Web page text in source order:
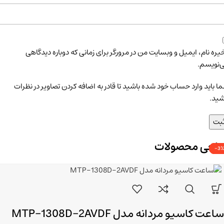
نام، ایمیل و وبسایت من در مرورگر برای زمانی که دوباره دیدگاهی
باید وارد حساب خود شده باشید تا قادر به اضافه کردن تصاویر در نظرات
محصولات -3%
ساعت کاسیو مردانه مدل MTP-1308D-2AVDF
-3%
-3%
-3%
-3%
-3%